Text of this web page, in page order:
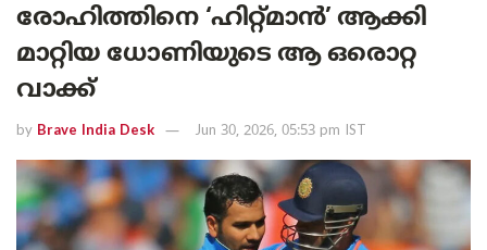
രോഹിത്തിനെ ‘ഹിറ്റ്മാൻ’ ആക്കി
മാറ്റിയ ധോണിയുടെ ആ ഒരൊറ്റ
വാക്ക്
by Brave India Desk Jun 30, 2026, 05:53 pm IST